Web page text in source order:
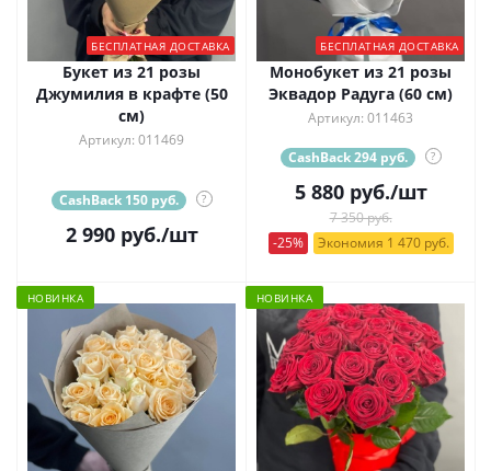
БЕСПЛАТНАЯ ДОСТАВКА
Букет из 21 розы
Джумилия в крафте (50
см)
Артикул: 011469
CashBack 150 руб. ?
2 990руб./шт
БЕСПЛАТНАЯ ДОСТАВКА
Монобукет из 21 розы
Эквадор Радуга (60 см)
Артикул: 011463
CashBack 294 руб. ?
5 880руб./шт
7 350 руб.
-25%
Экономия 1 470 руб.
НОВИНКА НОВИНКА